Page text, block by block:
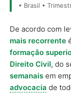
• Brasil •
De acordo com
mais recorrente
formação
Direito Civil, do
semanais em
advocacia de